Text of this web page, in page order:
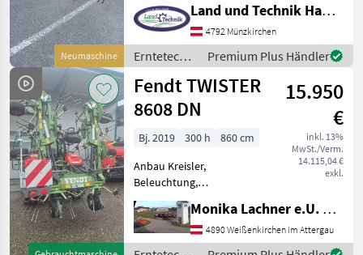
Neumaschine
Grenzstreueinrichtung,
Streuwinkelverstellung,
Schutzbügel • Arbeitsbreite
8.600 mm • Eigengewicht
Land und Technik HandelsgesmbH
4792 Münzkirchen
Erntetechnik
Grünland /
Fendt
Premium Plus Händler
Fendt TWISTER
8608 DN
15.950
€
inkl. 13%
MwSt./Verm.
14.115,04 €
exkl.
Bj. 2019 300 h
860 cm
Anbau Kreisler,
Beleuchtung,
Zinkenverlustsicherung,
Grenzstreueinrichtung,
Streuwinkelverstellung,
Schutzbügel Der Fendt
Monika Lachner e.U. Maschinenhandel
4890 Weißenkirchen im Attergau